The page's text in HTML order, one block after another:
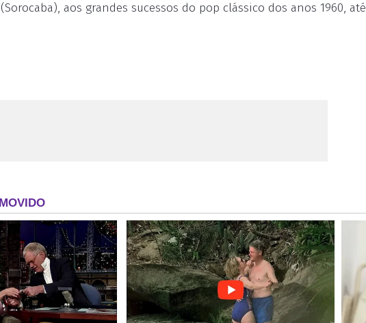
aos grandes sucessos do pop clássico dos anos 1960, até